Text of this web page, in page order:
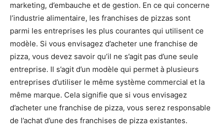
marketing, d’embauche et de gestion. En ce qui concerne
l’industrie alimentaire, les franchises de pizzas sont
parmi les entreprises les plus courantes qui utilisent ce
modèle. Si vous envisagez d’acheter une franchise de
pizza, vous devez savoir qu’il ne s’agit pas d’une seule
entreprise. Il s’agit d’un modèle qui permet à plusieurs
entreprises d’utiliser le même système commercial et la
même marque. Cela signifie que si vous envisagez
d’acheter une franchise de pizza, vous serez responsable
de l’achat d’une des franchises de pizza existantes.